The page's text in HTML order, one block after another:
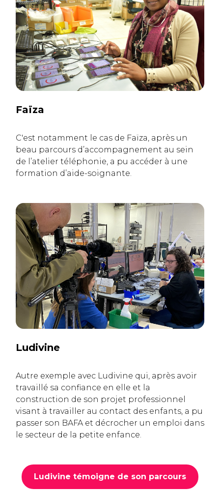
Faïza
C'est notamment le cas de Faïza, après un
beau parcours d’accompagnement au sein
de l’atelier téléphonie, a pu accéder à une
formation d’aide-soignante.
Ludivine
Autre exemple avec Ludivine qui, après avoir
travaillé sa confiance en elle et la
construction de son projet professionnel
visant à travailler au contact des enfants, a pu
passer son BAFA et décrocher un emploi dans
le secteur de la petite enfance.
Ludivine témoigne de son parcours